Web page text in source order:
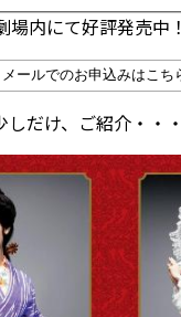
場内にて好評発売中！
だけ、ご紹介・・・